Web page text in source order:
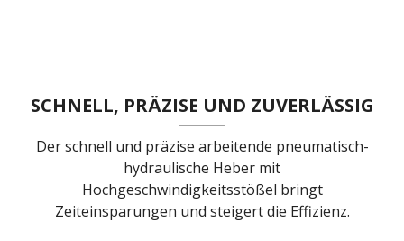
SCHNELL, PRÄZISE UND ZUVERLÄSSIG
Der schnell und präzise arbeitende pneumatisch-
hydraulische Heber mit
Hochgeschwindigkeitsstößel bringt
Zeiteinsparungen und steigert die Effizienz.